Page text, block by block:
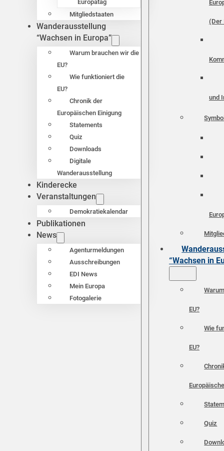
Europatag
Mitgliedstaaten
Wanderausstellung
“Wachsen in Europa”
Warum brauchen wir die
EU?
Wie funktioniert die
EU?
Chronik der
Europäischen Einigung
Statements
Quiz
Downloads
Digitale
Wanderausstellung
Kinderecke
Veranstaltungen
Demokratiekalendar
Publikationen
News
Agenturmeldungen
Ausschreibungen
EDI News
Mein Europa
Fotogalerie
(Der
und
“Wachsen in
EU?
Wie
EU?
Quiz